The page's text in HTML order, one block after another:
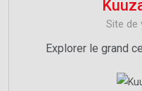
Site de
Explorer le grand